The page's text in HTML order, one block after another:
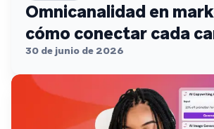
Omnicanalidad en
cómo conectar cada
30 de junio de 2026